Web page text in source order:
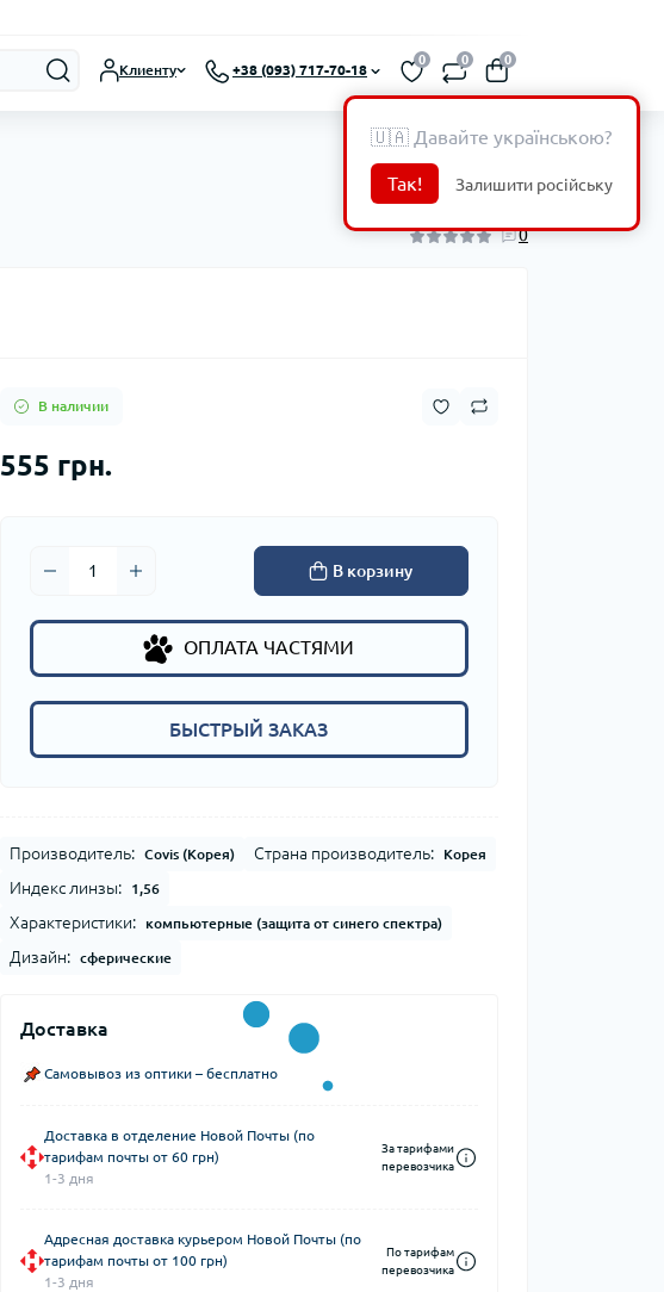
Клиенту +38 (093) 717-70-18
0 0 0
0
В наличии
555 грн.
В корзину
ОПЛАТА ЧАСТЯМИ
БЫСТРЫЙ ЗАКАЗ
Производитель: Covis (Корея) Страна производитель: Корея
Индекс линзы: 1,56
Характеристики: компьютерные (защита от синего спектра)
Дизайн: сферические
Доставка
Самовывоз из оптики – бесплатно
Доставка в отделение Новой Почты (по
тарифам почты от 60 грн)
1-3 дня
За тарифами
перевозчика
Адресная доставка курьером Новой Почты (по
тарифам почты от 100 грн)
1-3 дня
По тарифам
перевозчика
🇺🇦 Давайте українською?
Так! Залишити російську